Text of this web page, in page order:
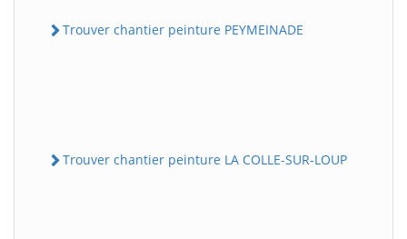
Trouver chantier peinture PEYMEINADE
Trouver chantier peinture LA COLLE-SUR-LOUP